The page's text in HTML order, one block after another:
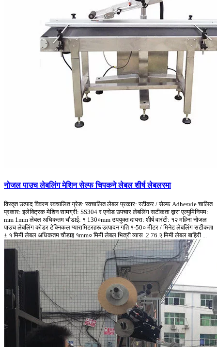
नोजल पाउच लेबलिंग मेशिन सेल्फ चिपकने लेबल शीर्ष लेबलरमा
विस्तृत उत्पाद विवरण स्वचालित ग्रेड: स्वचालित लेबल प्रकार: स्टीकर / सेल्फ Adhesvie चालित
प्रकार: इलेक्ट्रिक मेशिन सामग्री: SS304 र एनोड उपचार लेबलिंग सटीकता द्वारा एल्युमिनियम:
mm 1mm लेबल अधिकतम चौडाई: १ 130०mm उपयुक्त दायरा: शीर्ष वारंटी: १२ महिना नोजल
पाउच लेबलिंग कोडर टेक्निकल प्यारामिटरहरू उत्पादन गति १-50० मीटर / मिनेट लेबलिंग सटीकता
± १ मिमी लेबल अधिकतम चौडाइ १mm० मिमी लेबल भित्री व्यास .2 76.२ मिमी लेबल बाहिरी ...